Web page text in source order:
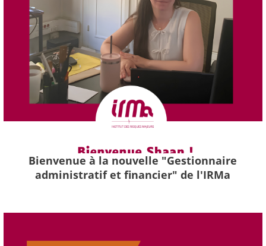
Bienvenue à la nouvelle "Gestionnaire
administratif et financier" de l'IRMa